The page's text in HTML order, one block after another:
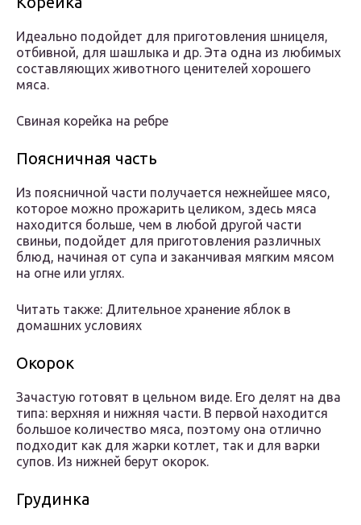
Идеально подойдет для приготовления шницеля,
отбивной, для шашлыка и др. Эта одна из любимых
составляющих животного ценителей хорошего
мяса.
Свиная корейка на ребре
Поясничная часть
Из поясничной части получается нежнейшее мясо,
которое можно прожарить целиком, здесь мяса
находится больше, чем в любой другой части
свиньи, подойдет для приготовления различных
блюд, начиная от супа и заканчивая мягким мясом
на огне или углях.
Читать также: Длительное хранение яблок в
домашних условиях
Окорок
Зачастую готовят в цельном виде. Его делят на два
типа: верхняя и нижняя части. В первой находится
большое количество мяса, поэтому она отлично
подходит как для жарки котлет, так и для варки
супов. Из нижней берут окорок.
Грудинка